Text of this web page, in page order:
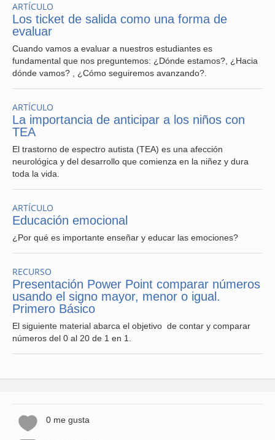
ARTÍCULO
Los ticket de salida como una forma de
evaluar
Cuando vamos a evaluar a nuestros estudiantes es
fundamental que nos preguntemos: ¿Dónde estamos?, ¿Hacia
dónde vamos? , ¿Cómo seguiremos avanzando?.
ARTÍCULO
La importancia de anticipar a los niños con
TEA
El trastorno de espectro autista (TEA) es una afección
neurológica y del desarrollo que comienza en la niñez y dura
toda la vida.
ARTÍCULO
Educación emocional
¿Por qué es importante enseñar y educar las emociones?
RECURSO
Presentación Power Point comparar números
usando el signo mayor, menor o igual.
Primero Básico
El siguiente material abarca el objetivo de contar y comparar
números del 0 al 20 de 1 en 1.
0 me gusta